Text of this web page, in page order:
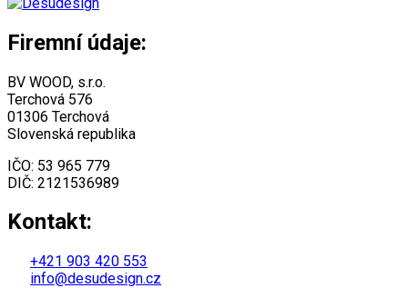
Firemní údaje:
BV WOOD, s.r.o.
Terchová 576
01306 Terchová
Slovenská republika
IČO: 53 965 779
DIČ: 2121536989
Kontakt:
+421 903 420 553
info@desudesign.cz